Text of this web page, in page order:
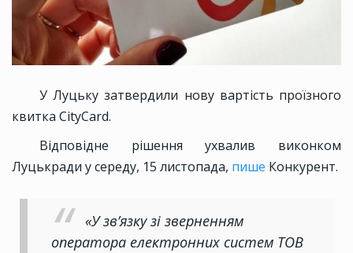
У Луцьку затвердили нову вартість проїзного
квитка CityCard.
Відповідне рішення ухвалив виконком
Луцькради у середу, 15 листопада, пише Конкурент.
«У зв’язку зі зверненням
оператора електронних систем ТОВ